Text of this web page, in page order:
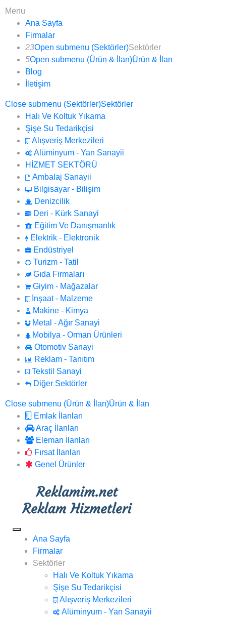
Menu
Ana Sayfa
Firmalar
23Open submenu (Sektörler)Sektörler
5Open submenu (Ürün & İlan)Ürün & İlan
Blog
İletişim
Close submenu (Sektörler)Sektörler
Halı Ve Koltuk Yıkama
Şişe Su Tedarikçisi
Alışveriş Merkezileri
Alüminyum - Yan Sanayii
HİZMET SEKTÖRÜ
Ambalaj Sanayii
Bilgisayar - Bilişim
Denizcilik
Deri - Kürk Sanayi
Eğitim Ve Danışmanlık
Elektrik - Elektronik
Endüstriyel
Turizm - Tatil
Gıda Firmaları
Giyim - Mağazalar
İnşaat - Malzeme
Makine - Kimya
Metal - Ağır Sanayi
Mobilya - Orman Ürünleri
Otomotiv Sanayi
Reklam - Tanıtım
Tekstil Sanayi
Diğer Sektörler
Close submenu (Ürün & İlan)Ürün & İlan
Emlak İlanları
Araç İlanları
Eleman İlanları
Fırsat İlanları
Genel Ürünler
Ana Sayfa
Firmalar
Sektörler
Halı Ve Koltuk Yıkama
Şişe Su Tedarikçisi
Alışveriş Merkezileri
Alüminyum - Yan Sanayii